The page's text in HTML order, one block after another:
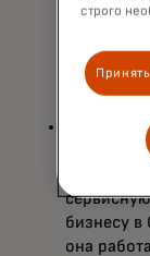
для
долларов
бизнесу в
она
строго